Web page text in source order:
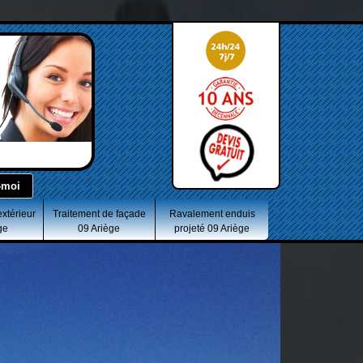
Traitement de façade
09 Ariège
Ravalement enduis
projeté 09 Ariège